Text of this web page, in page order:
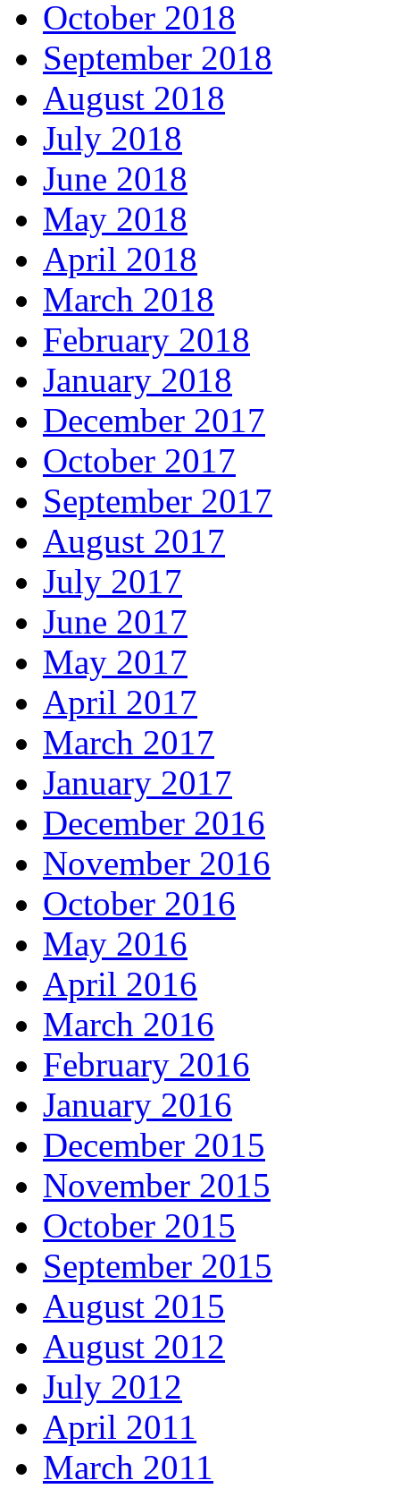
October 2018
September 2018
August 2018
July 2018
June 2018
May 2018
April 2018
March 2018
February 2018
January 2018
December 2017
October 2017
September 2017
August 2017
July 2017
June 2017
May 2017
April 2017
March 2017
January 2017
December 2016
November 2016
October 2016
May 2016
April 2016
March 2016
February 2016
January 2016
December 2015
November 2015
October 2015
September 2015
August 2015
August 2012
July 2012
April 2011
March 2011